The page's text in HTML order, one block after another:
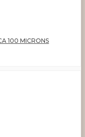
100 MICRONS